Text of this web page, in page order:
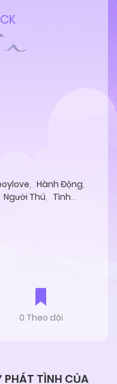
, Hành Động,
Người Thú, Tình
0 Theo dõi
PHÁT TÌNH CỦA